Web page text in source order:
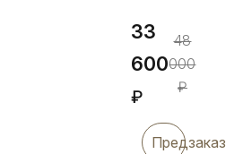
33
600
₽
48
000
₽
Предзаказ